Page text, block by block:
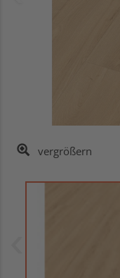
vergrößern